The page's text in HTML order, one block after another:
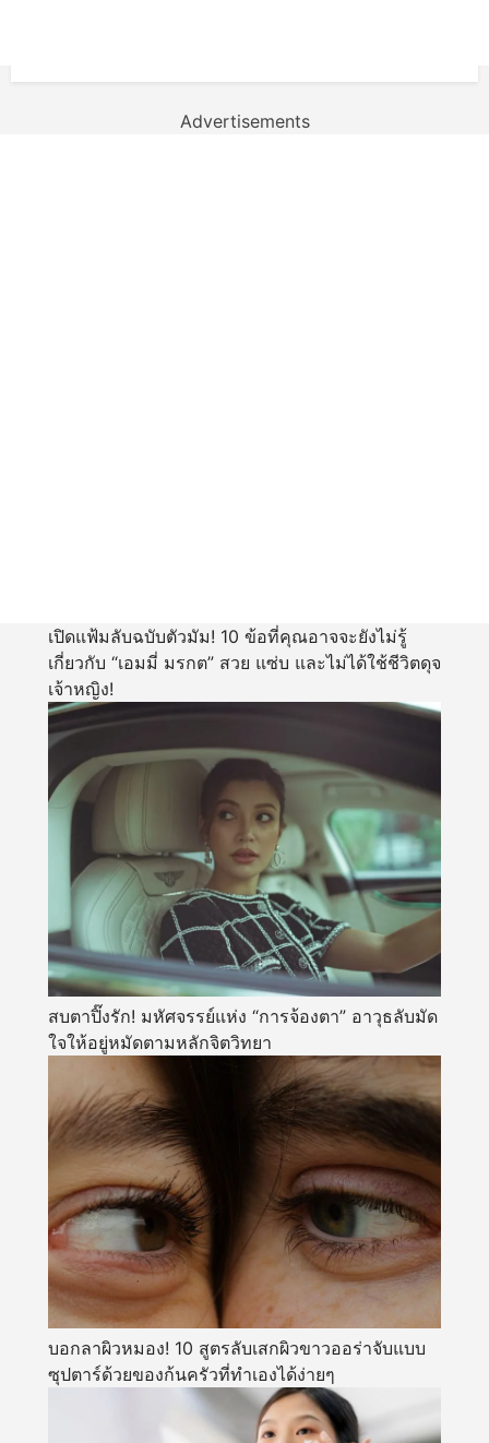
Advertisements
เปิดแฟ้มลับฉบับตัวมัม! 10 ข้อที่คุณอาจจะยังไม่รู้
เกี่ยวกับ “เอมมี่ มรกต” สวย แซ่บ และไม่ได้ใช้ชีวิตดุจ
เจ้าหญิง!
สบตาปิ๊งรัก! มหัศจรรย์แห่ง “การจ้องตา” อาวุธลับมัด
ใจให้อยู่หมัดตามหลักจิตวิทยา
บอกลาผิวหมอง! 10 สูตรลับเสกผิวขาวออร่าจับแบบ
ซุปตาร์ด้วยของก้นครัวที่ทำเองได้ง่ายๆ